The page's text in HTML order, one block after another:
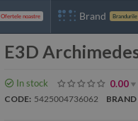
Ofertele noastre Brand
E3D
In stock 0.00
CODE: 5425004736062